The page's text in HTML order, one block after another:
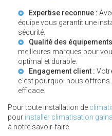
Expertise reconnue :
équipe vous garantit une
sécurité.
Qualité des
meilleures marques pour
optimal et durable.
Engagement client :
c'est pourquoi nous offrons
efficace.
Pour toute installation de
pour installer climatisation
à notre savoir-faire.